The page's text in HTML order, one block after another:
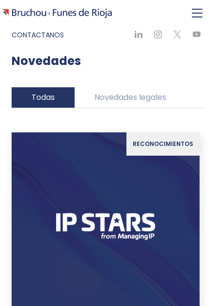
CONTACTANOS
Novedades
Todas Novedades legales
RECONOCIMIENTOS